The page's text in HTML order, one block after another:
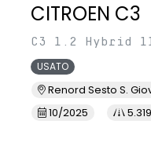
CITROEN C3
C3 1.2 Hybrid
USATO
Renord Sesto S.
10/2025